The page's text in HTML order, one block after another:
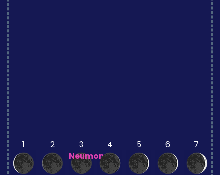
1 2
3
Neumond
4 5 6 7